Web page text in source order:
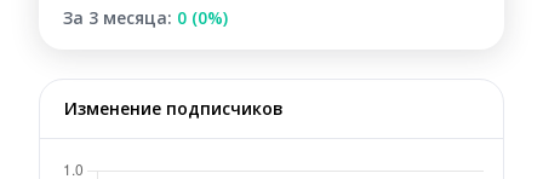
За 3 месяца: 0 (0%)
Изменение подписчиков